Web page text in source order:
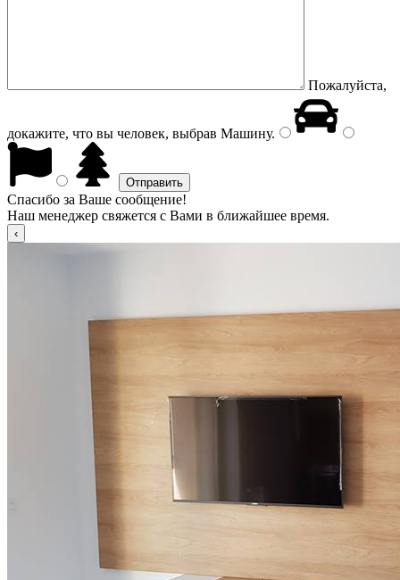
Пожалуйста,
докажите, что вы человек, выбрав Машину.
Спасибо за Ваше сообщение!
Наш менеджер свяжется с Вами в ближайшее время.